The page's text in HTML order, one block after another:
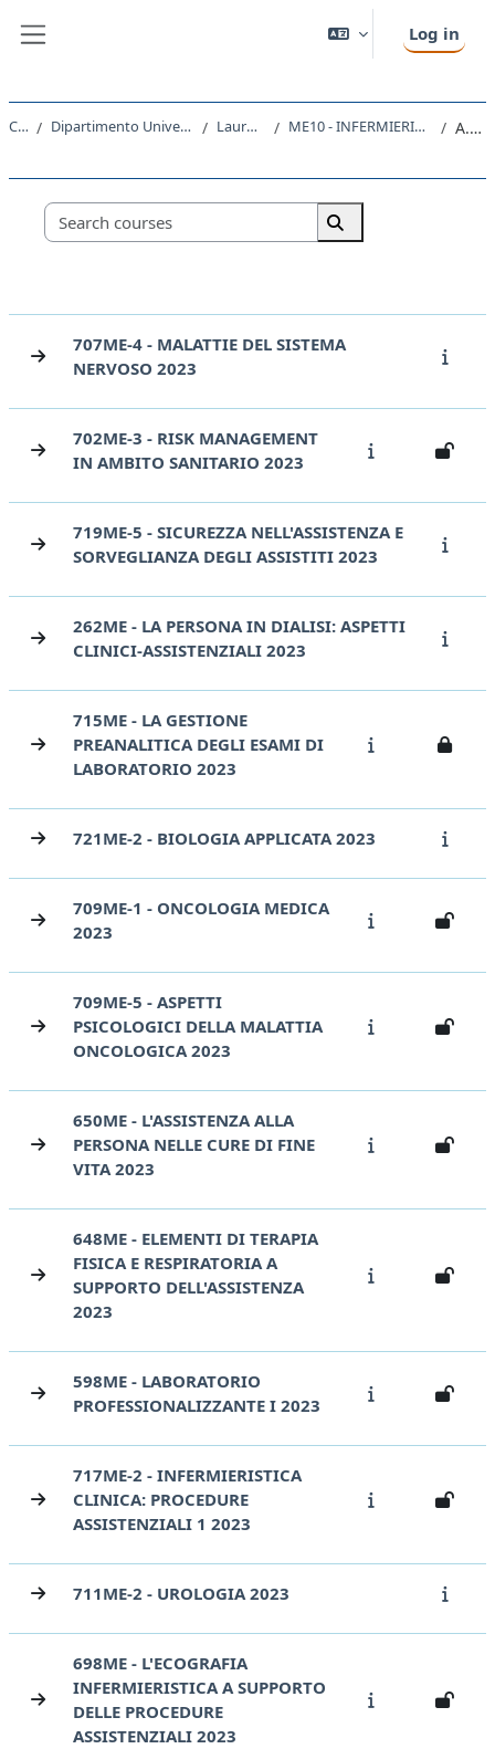
Log in
Courses Dipartimento Universitario Clinico di Scienze mediche, chirurgiche e della salute Laurea triennale (DM270) ME10 - INFERMIERISTICA (ABILITANTE ALLA PROFESSIONE SANITARIA DI INFERMIERE) A.A. 2023 - 2024
Course categories
Search courses
Search courses
707ME-4 - MALATTIE DEL SISTEMA
NERVOSO 2023
702ME-3 - RISK MANAGEMENT
IN AMBITO SANITARIO 2023
719ME-5 - SICUREZZA NELL'ASSISTENZA E
SORVEGLIANZA DEGLI ASSISTITI 2023
262ME - LA PERSONA IN DIALISI: ASPETTI
CLINICI-ASSISTENZIALI 2023
715ME - LA GESTIONE
PREANALITICA DEGLI ESAMI DI
LABORATORIO 2023
721ME-2 - BIOLOGIA APPLICATA 2023
709ME-1 - ONCOLOGIA MEDICA
2023
709ME-5 - ASPETTI
PSICOLOGICI DELLA MALATTIA
ONCOLOGICA 2023
650ME - L'ASSISTENZA ALLA
PERSONA NELLE CURE DI FINE
VITA 2023
648ME - ELEMENTI DI TERAPIA
FISICA E RESPIRATORIA A
SUPPORTO DELL'ASSISTENZA
2023
598ME - LABORATORIO
PROFESSIONALIZZANTE I 2023
717ME-2 - INFERMIERISTICA
CLINICA: PROCEDURE
ASSISTENZIALI 1 2023
711ME-2 - UROLOGIA 2023
698ME - L'ECOGRAFIA
INFERMIERISTICA A SUPPORTO
DELLE PROCEDURE
ASSISTENZIALI 2023